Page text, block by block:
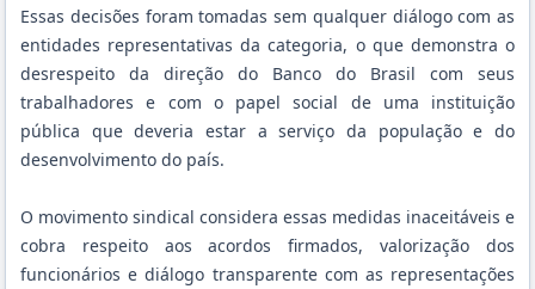
Essas decisões foram tomadas sem qualquer diálogo com as
entidades representativas da categoria, o que demonstra o
desrespeito da direção do Banco do Brasil com seus
trabalhadores e com o papel social de uma instituição
pública que deveria estar a serviço da população e do
desenvolvimento do país.
O movimento sindical considera essas medidas inaceitáveis e
cobra respeito aos acordos firmados, valorização dos
funcionários e diálogo transparente com as representações